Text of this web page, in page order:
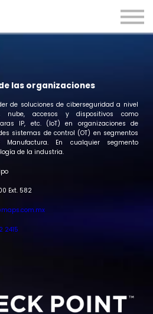
sesión
las organizaciones
de soluciones de ciberseguridad a nivel
nube, accesos y dispositivos como
IP, etc. (IoT) en organizaciones de
sistemas de control (OT) en segmentos
En cualquier segmento
de la industria.
Ext. 582
2415